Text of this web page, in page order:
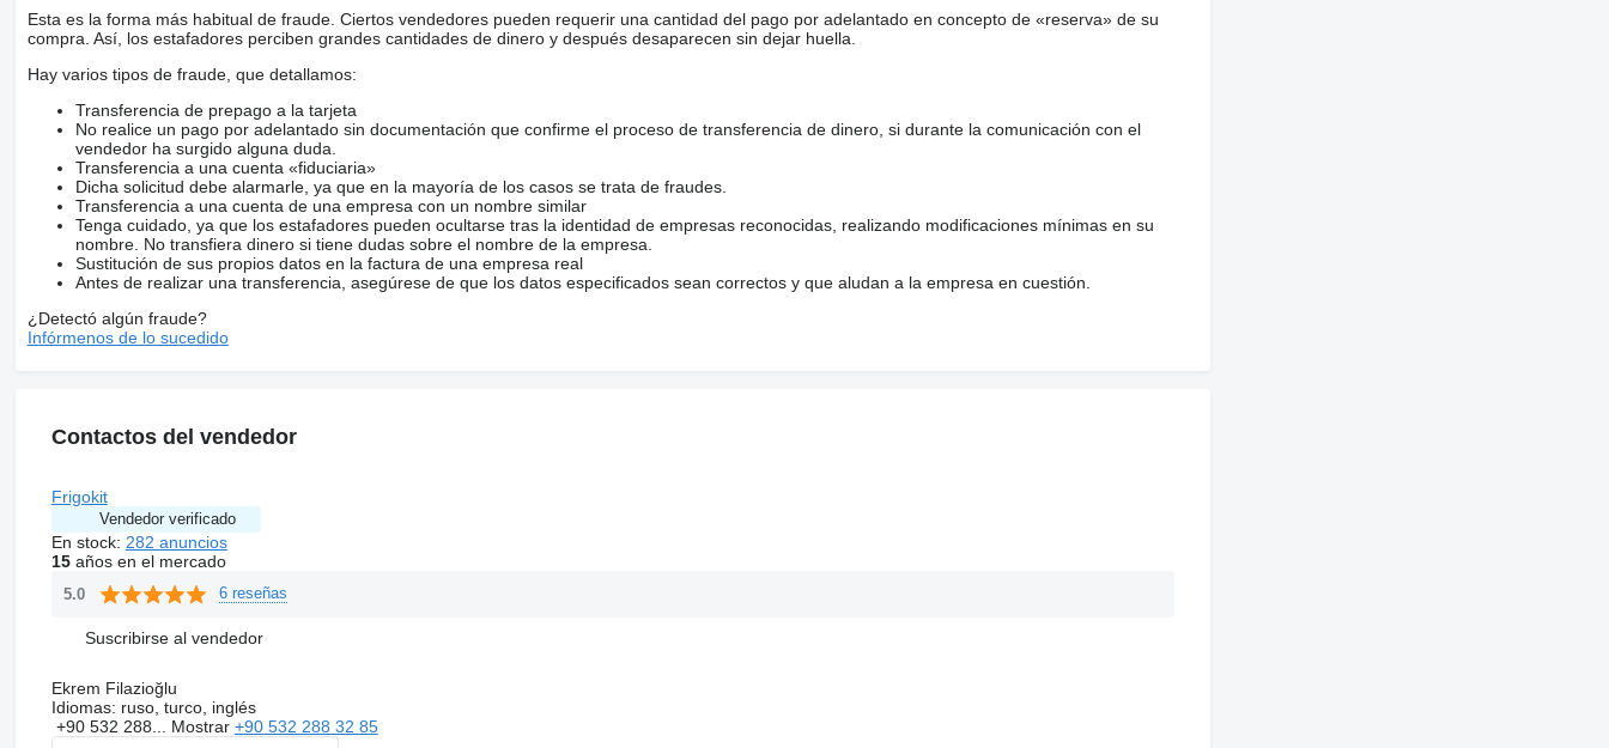
Esta es la forma más habitual de fraude. Ciertos vendedores pueden requerir una cantidad del pago por adelantado en concepto de «reserva» de su
compra. Así, los estafadores perciben grandes cantidades de dinero y después desaparecen sin dejar huella.
Hay varios tipos de fraude, que detallamos:
Transferencia de prepago a la tarjeta
No realice un pago por adelantado sin documentación que confirme el proceso de transferencia de dinero, si durante la comunicación con el
vendedor ha surgido alguna duda.
Transferencia a una cuenta «fiduciaria»
Dicha solicitud debe alarmarle, ya que en la mayoría de los casos se trata de fraudes.
Transferencia a una cuenta de una empresa con un nombre similar
Tenga cuidado, ya que los estafadores pueden ocultarse tras la identidad de empresas reconocidas, realizando modificaciones mínimas en su
nombre. No transfiera dinero si tiene dudas sobre el nombre de la empresa.
Sustitución de sus propios datos en la factura de una empresa real
Antes de realizar una transferencia, asegúrese de que los datos especificados sean correctos y que aludan a la empresa en cuestión.
¿Detectó algún fraude?
Infórmenos de lo sucedido
Contactos del vendedor
Frigokit
Vendedor verificado
En stock: 282 anuncios
15años en el mercado
5.0 6 reseñas
Suscribirse al vendedor
Ekrem Filazioğlu
Idiomas: ruso, turco, inglés
+90 532 288... Mostrar +90 532 288 32 85